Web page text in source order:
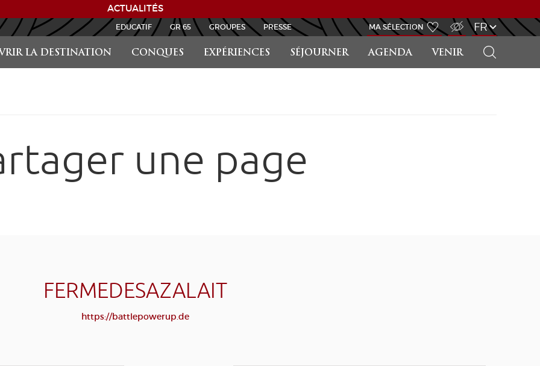
ACTUALITÉS
LA DESTINATION CONQUES EXPÉRIENCES SÉJOURNER AGENDA VENIR
EDUCATIF GR 65 GROUPES PRESSE MA SÉLECTION FR
une page
FERMEDESAZALAIT
https://battlepowerup.de